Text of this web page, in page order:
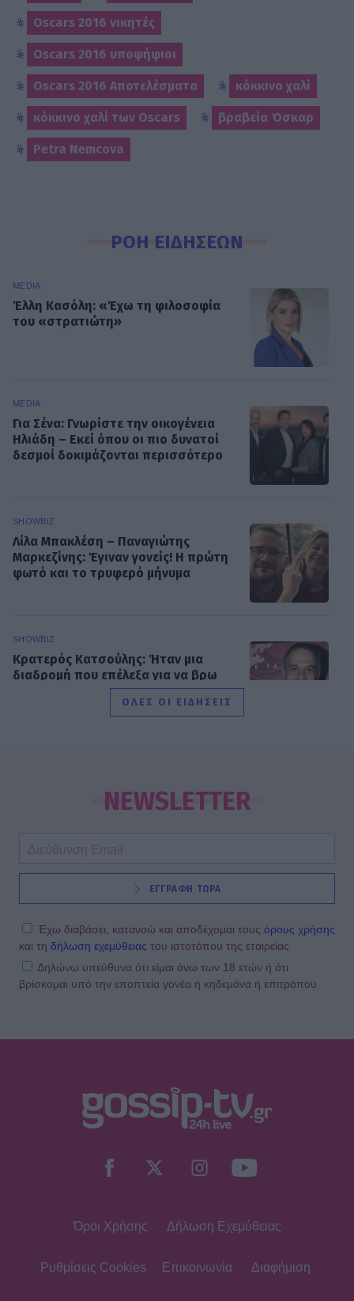
Oscars 2016 νικητές
Oscars 2016 υποψήφιοι
Oscars 2016 Αποτελέσματα κόκκινο χαλί
κόκκινο χαλί των Oscars βραβεία Όσκαρ
Petra Nemcova
ΡΟΗ ΕΙΔΗΣΕΩΝ
MEDIA
Έλλη Κασόλη: «Έχω τη φιλοσοφία
του «στρατιώτη»
MEDIA
Για Σένα: Γνωρίστε την οικογένεια
Ηλιάδη – Εκεί όπου οι πιο δυνατοί
δεσμοί δοκιμάζονται περισσότερο
SHOWBIZ
Λίλα Μπακλέση – Παναγιώτης
Μαρκεζίνης: Έγιναν γονείς! Η πρώτη
φωτό και το τρυφερό μήνυμα
SHOWBIZ
Κρατερός Κατσούλης: Ήταν μια
διαδρομή που επέλεξα για να βρω
τρόπους επικοινωνίας και
εσένα το φετινό καλοκαίρι θα ήταν
το δυσκολότερο της ζωής μου»
SHOWBIZ
Δίπλα στο απέραντο γαλάζιο η
τους δυο πρώτους μήνες με τον γιο
της
SHOWBIZ
Μαγνήτισε τα βλέμματα με το
Γαστρονομικό στιγμιότυπο από...
απολαμβάνει τις γεύσεις του νησιού
Βαλαβάνη μέσα από το πιο
ΟΛΕΣ ΟΙ ΕΙΔΗΣΕΙΣ
NEWSLETTER
ΕΓΓΡΑΦΗ ΤΩΡΑ
Έχω διαβάσει, κατανοώ και αποδέχομαι τους όρους χρήσης
και τη δήλωση εχεμύθειας του ιστοτόπου της εταιρείας
Δηλώνω υπεύθυνα ότι είμαι άνω των 18 ετών ή ότι
βρίσκομαι υπό την εποπτεία γονέα ή κηδεμόνα ή επιτρόπου
Όροι Χρήσης Δήλωση Εχεμύθειας
Ρυθμίσεις Cookies Επικοινωνία Διαφήμιση